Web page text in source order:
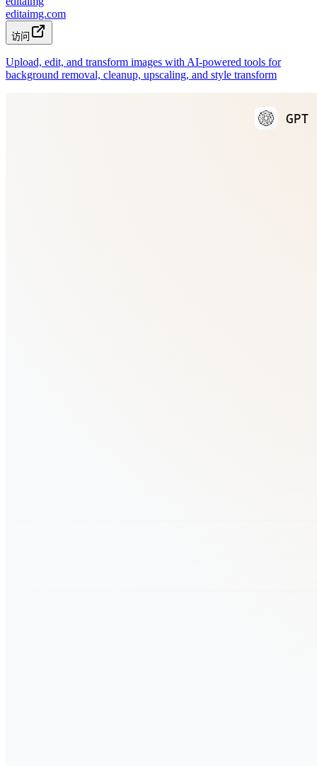
editaimg.com
访问
Upload, edit, and transform images with AI-powered tools for
background removal, cleanup, upscaling, and style transform